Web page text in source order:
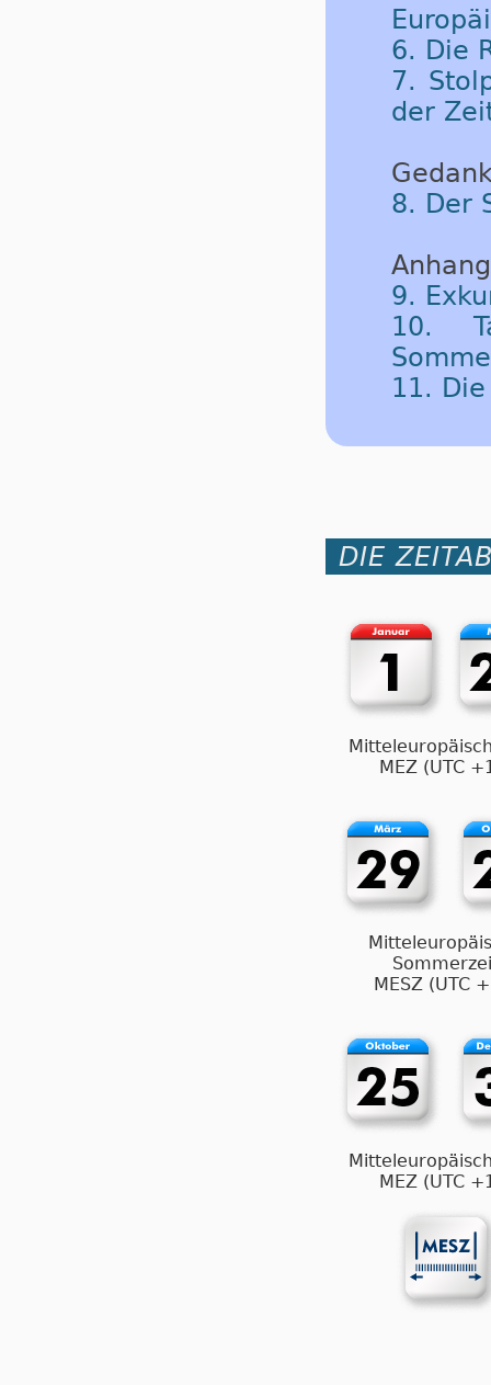
6. Die
7.
der
8. Der
Anhang
9.
10.
11.
DIE
MEZ (UTC
MESZ (UTC
MEZ (UTC